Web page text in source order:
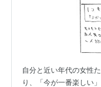
自分と近い年代の女性
り、「今が一番楽しい